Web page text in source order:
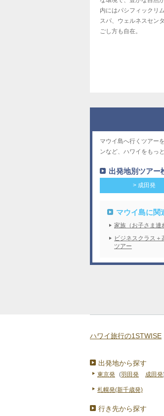
内にはパシフィックリ
スパ、ウェルネスセン
ごし方も自在。
マウイ島へ行くツアー
ンなど、ハワイをもっ
出発地別ツアー
> 成田発
マウイ島に関
家族（お子さま連
ビジネスクラス＋
ツアー
ハワイ旅行の1STWISE
出発地から探す
東京発 (羽田発 成田発
札幌発(新千歳発)
行き先から探す